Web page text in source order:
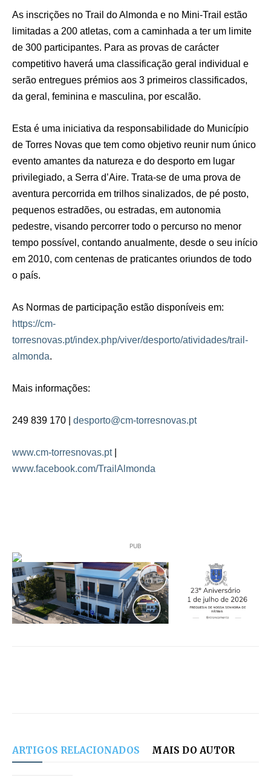
As inscrições no Trail do Almonda e no Mini-Trail estão
limitadas a 200 atletas, com a caminhada a ter um limite
de 300 participantes. Para as provas de carácter
competitivo haverá uma classificação geral individual e
serão entregues prémios aos 3 primeiros classificados,
da geral, feminina e masculina, por escalão.
Esta é uma iniciativa da responsabilidade do Município
de Torres Novas que tem como objetivo reunir num único
evento amantes da natureza e do desporto em lugar
privilegiado, a Serra d’Aire. Trata-se de uma prova de
aventura percorrida em trilhos sinalizados, de pé posto,
pequenos estradões, ou estradas, em autonomia
pedestre, visando percorrer todo o percurso no menor
tempo possível, contando anualmente, desde o seu início
em 2010, com centenas de praticantes oriundos de todo
o país.
As Normas de participação estão disponíveis em:
https://cm-
torresnovas.pt/index.php/viver/desporto/atividades/trail-
almonda.
Mais informações:
249 839 170 | desporto@cm-torresnovas.pt
www.cm-torresnovas.pt|
www.facebook.com/TrailAlmonda
PUB
ARTIGOS RELACIONADOS MAIS DO AUTOR